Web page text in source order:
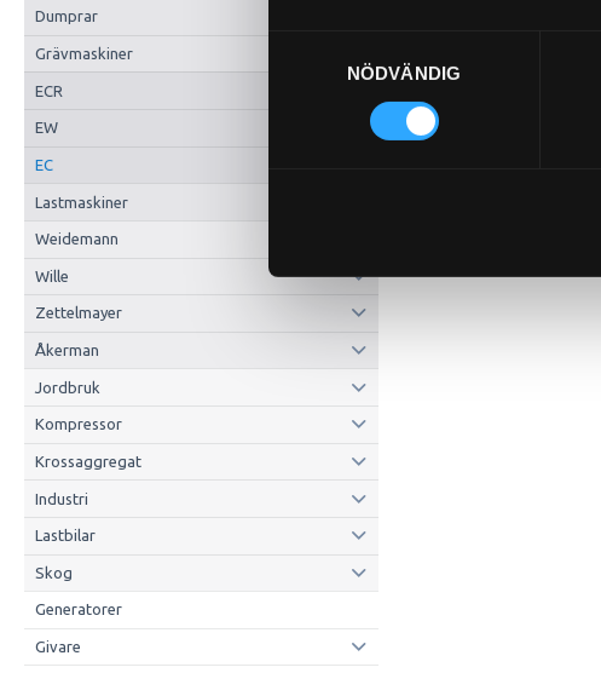
NÖDVÄNDIG
Dumprar
Grävmaskiner
ECR
EW
EC
Lastmaskiner
Weidemann
Wille
Zettelmayer
Åkerman
Jordbruk
Kompressor
Krossaggregat
Industri
Lastbilar
Skog
Generatorer
Givare